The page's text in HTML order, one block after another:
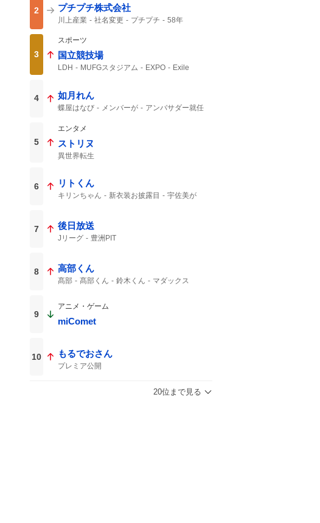
2 プチプチ株式会社
川上産業 社名変更 プチプチ 58年
3
スポーツ
国立競技場
LDH MUFGスタジアム EXPO
Exile
4 如月れん
蝶屋はなび メンバーが
アンバサダー就任
5
エンタメ
ストリヌ
異世界転生
6 リトくん
キリンちゃん 新衣装お披露目
宇佐美が
7 後日放送
Jリーグ 豊洲PIT
8 高部くん
髙部 髙部くん 鈴木くん
マダックス
佐日
もっと見たかった
凄い試合だった
9
アニメ・ゲーム
miComet
10 もるでおさん
プレミア公開
20位まで見る